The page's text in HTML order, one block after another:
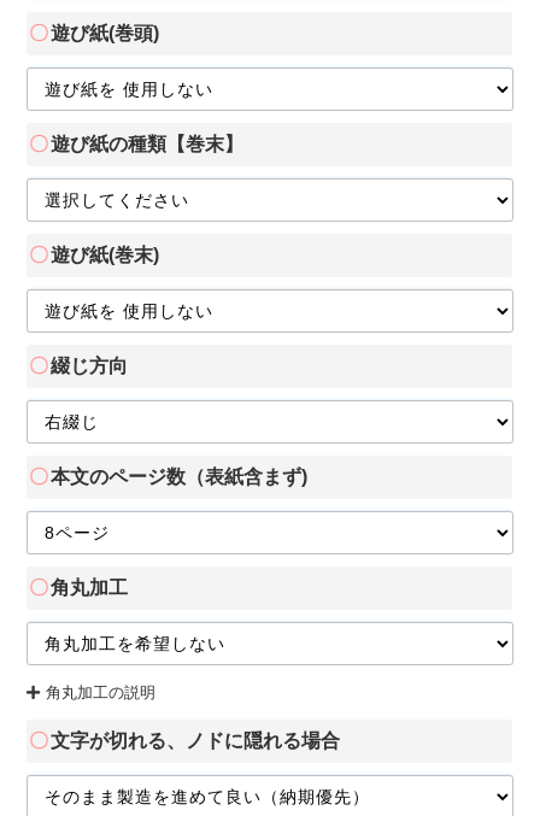
遊び紙(巻頭)
遊び紙の種類【巻末】
遊び紙(巻末)
綴じ方向
本文のページ数（表紙含まず)
角丸加工
角丸加工の説明
文字が切れる、ノドに隠れる場合